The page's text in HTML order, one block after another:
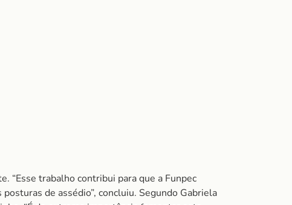
“Esse trabalho contribui para que a Funpec
de assédio”, concluiu. Segundo Gabriela